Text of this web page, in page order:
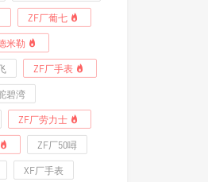
ZF厂葡七
米勒
ZF厂手表
碧湾
ZF厂劳力士
ZF厂50噚
XF厂手表